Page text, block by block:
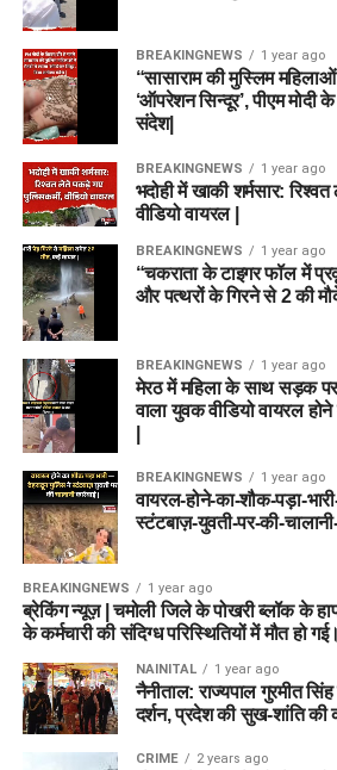
BREAKINGNEWS 1 year ago
“सासाराम की मुस्लिम
‘ऑपरेशन सिन्दूर’, पीएम मोदी
संदेश|
BREAKINGNEWS 1 year ago
भदोही में खाकी शर्मसार:
वीडियो वायरल |
BREAKINGNEWS 1 year ago
“चकराता के टाइगर फॉल में
और पत्थरों के गिरने से 2 की
BREAKINGNEWS 1 year ago
मेरठ में महिला के साथ सड़क
वाला युवक वीडियो वायरल
BREAKINGNEWS 1 year ago
वायरल-होने-का-शौक-पड़ा-
स्टंटबाज़-युवती-पर-की-चालानी-
BREAKINGNEWS 1 year ago
ब्रेकिंग न्यूज़ | चमोली जिले के पोखरी ब्लॉक के
के कर्मचारी की संदिग्ध परिस्थितियों में मौत हो गई।
NAINITAL 1 year ago
नैनीताल: राज्यपाल गुरमीत
दर्शन, प्रदेश की सुख-शांति की
CRIME 2 years ago